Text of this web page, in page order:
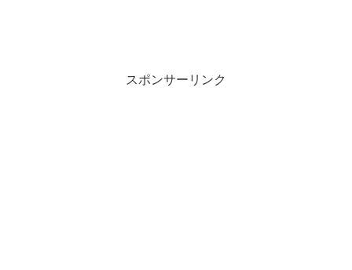
スポンサーリンク